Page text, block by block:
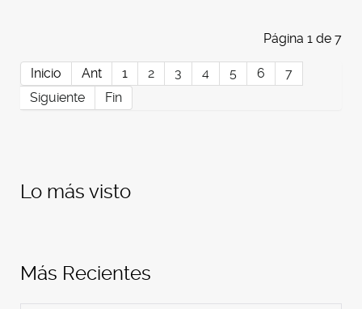
Página 1 de 7
Inicio Ant 1 2 3 4 5 6
7
Siguiente
Fin
Lo más visto
Más Recientes